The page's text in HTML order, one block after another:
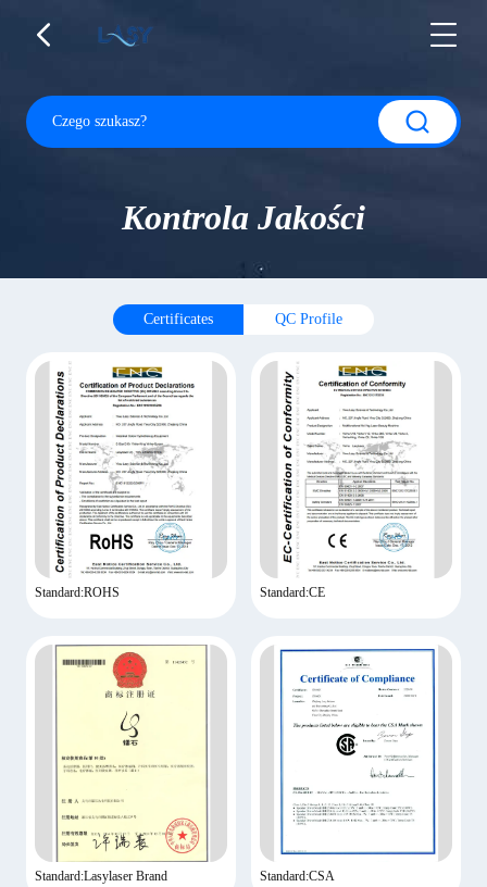
Kontrola Jakości
Certificates QC Profile
Standard:ROHS Standard:CE
Standard:Lasylaser Brand Standard:CSA